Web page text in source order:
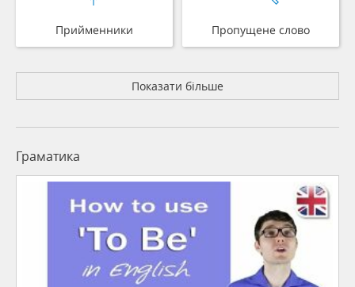
Прийменники Пропущене слово
Показати більше
Граматика